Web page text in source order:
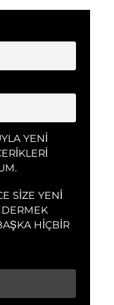
YENI
SIZE YENI
HIÇBIR